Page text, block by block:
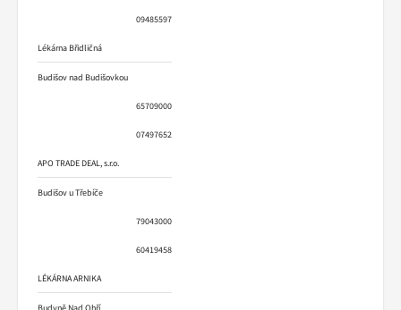
09485597
Lékárna Břidličná
Budišov nad Budišovkou
65709000
07497652
APO TRADE DEAL, s.r.o.
Budišov u Třebíče
79043000
60419458
LÉKÁRNA ARNIKA